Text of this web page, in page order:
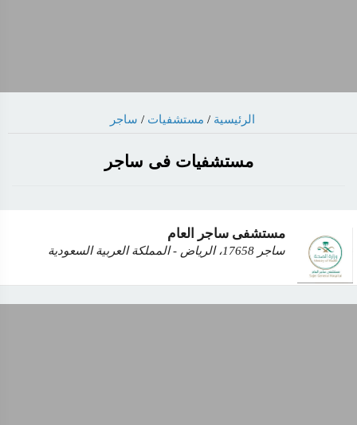
الرئيسية / مستشفيات / ساجر
مستشفيات فى ساجر
مستشفى ساجر العام
ساجر 17658، الرياض - المملكة العربية السعودية